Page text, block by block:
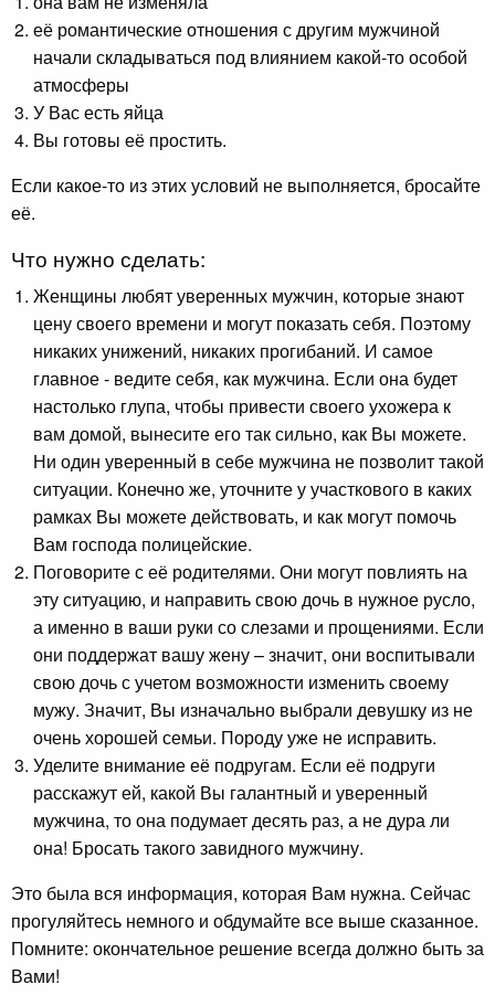
её романтические отношения с другим мужчиной
начали складываться под влиянием какой-то особой
атмосферы
У Вас есть яйца
Вы готовы её простить.
Если какое-то из этих условий не выполняется, бросайте
её.
Что нужно сделать:
Женщины любят уверенных мужчин, которые знают
цену своего времени и могут показать себя. Поэтому
никаких унижений, никаких прогибаний. И самое
главное - ведите себя, как мужчина. Если она будет
настолько глупа, чтобы привести своего ухожера к
вам домой, вынесите его так сильно, как Вы можете.
Ни один уверенный в себе мужчина не позволит такой
ситуации. Конечно же, уточните у участкового в каких
рамках Вы можете действовать, и как могут помочь
Вам господа полицейские.
Поговорите с её родителями. Они могут повлиять на
эту ситуацию, и направить свою дочь в нужное русло,
а именно в ваши руки со слезами и прощениями. Если
они поддержат вашу жену – значит, они воспитывали
свою дочь с учетом возможности изменить своему
мужу. Значит, Вы изначально выбрали девушку из не
очень хорошей семьи. Породу уже не исправить.
Уделите внимание её подругам. Если её подруги
расскажут ей, какой Вы галантный и уверенный
мужчина, то она подумает десять раз, а не дура ли
она! Бросать такого завидного мужчину.
Это была вся информация, которая Вам нужна. Сейчас
прогуляйтесь немного и обдумайте все выше сказанное.
Помните: окончательное решение всегда должно быть за
Вами!